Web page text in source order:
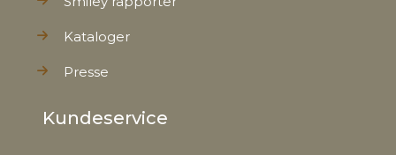
Kataloger
Presse
Kundeservice